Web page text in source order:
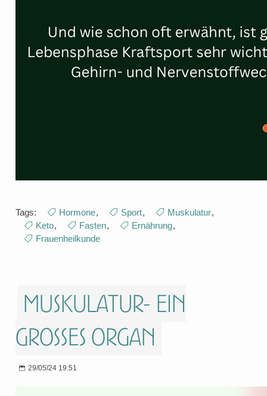
Tags: Hormone, Sport, Muskulatur,
Keto, Fasten, Ernährung,
Frauenheilkunde
Muskulatur- ein
grosses Organ
29/05/24 19:51